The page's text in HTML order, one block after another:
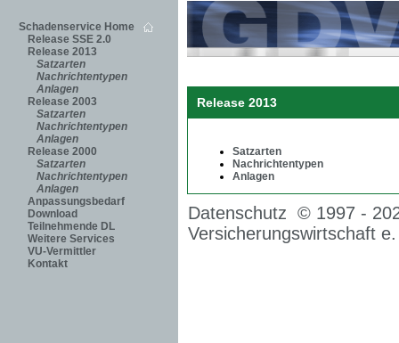
Schadenservice Home
Release SSE 2.0
Release 2013
Satzarten
Nachrichtentypen
Anlagen
Release 2003
Satzarten
Nachrichtentypen
Anlagen
Release 2000
Satzarten
Nachrichtentypen
Anlagen
Anpassungsbedarf
Download
Teilnehmende DL
Weitere Services
VU-Vermittler
Kontakt
Release 2013
Satzarten
Nachrichtentypen
Anlagen
Datenschutz © 1997 -
Versicherungswirtschaft e.